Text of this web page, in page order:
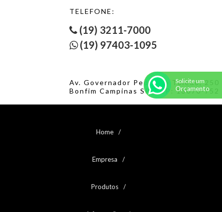
TELEFONE:
(19) 3211-7000
(19) 97403-1095
Av. Governador Pedro de Toledo, 250
Bonfim Campinas SP. CEP: 13070-752
Home
Empresa
Produtos
Solicite um
Orçamento